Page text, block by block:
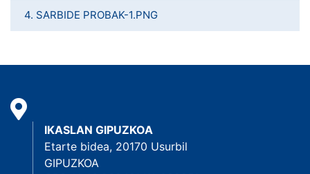
4. SARBIDE PROBAK-1.PNG
IKASLAN GIPUZKOA
Etarte bidea, 20170 Usurbil
GIPUZKOA